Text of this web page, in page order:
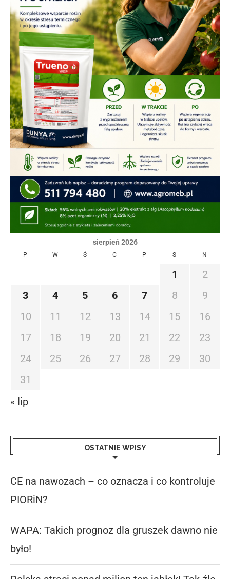
sierpień 2026
P W Ś C P S N
1
2
3
4 5 6 7 8
9
10
11 12 13 14 15
16
17
18 19 20 21 22
23
24
25 26 27 28 29
30
31
« lip
OSTATNIE WPISY
CE na nawozach – co oznacza i co kontroluje
PIORiN?
WAPA: Takich prognoz dla gruszek dawno nie
było!